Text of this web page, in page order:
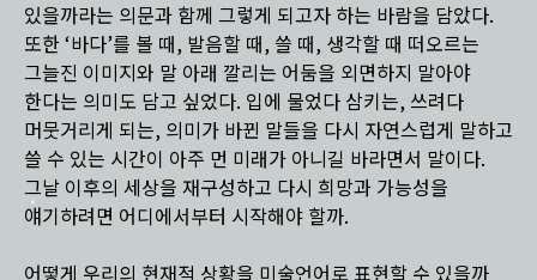
있을까라는 의문과 함께 그렇게 되고자 하는 바람을 담았다.
또한 ‘바다’를 볼 때, 발음할 때, 쓸 때, 생각할 때 떠오르는
그늘진 이미지와 말 아래 깔리는 어둠을 외면하지 말아야
한다는 의미도 담고 싶었다. 입에 물었다 삼키는, 쓰려다
머뭇거리게 되는, 의미가 바뀐 말들을 다시 자연스럽게 말하고
쓸 수 있는 시간이 아주 먼 미래가 아니길 바라면서 말이다.
그날 이후의 세상을 재구성하고 다시 희망과 가능성을
얘기하려면 어디에서부터 시작해야 할까.
어떻게 우리의 현재적 상황을 미술언어로 표현할 수 있을까